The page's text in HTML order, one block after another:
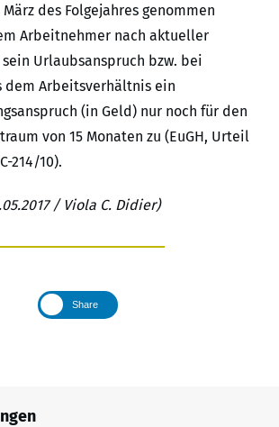
des Folgejahres genommen
Arbeitnehmer nach aktueller
Urlaubsanspruch bzw. bei
dem Arbeitsverhältnis ein
(in Geld) nur noch für den
von 15 Monaten zu (EuGH, Urteil
214/10).
/ Viola C. Didier)
Share